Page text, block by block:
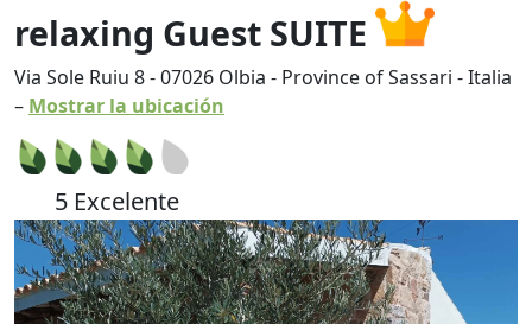
relaxing Guest SUITE
Via Sole Ruiu 8-07026 Olbia - Province of Sassari -Italia
– Mostrar la ubicación
5 Excelente